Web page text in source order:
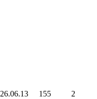
26.06.13 155 2